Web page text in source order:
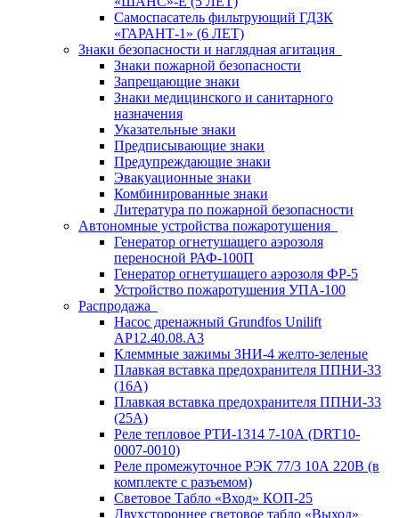
Самоспасатель фильтрующий ГДЗК
«ГАРАНТ-1» (6 ЛЕТ)
Знаки безопасности и наглядная агитация
Знаки пожарной безопасности
Запрещающие знаки
Знаки медицинского и санитарного
назначения
Указательные знаки
Предписывающие знаки
Предупреждающие знаки
Эвакуационные знаки
Комбинированные знаки
Литература по пожарной безопасности
Автономные устройства пожаротушения
Генератор огнетушащего аэрозоля
переносной РАФ-100П
Генератор огнетушащего аэрозоля ФР-5
Устройство пожаротушения УПА-100
Распродажа
Насос дренажный Grundfos Unilift
АP12.40.08.A3
Клеммные зажимы ЗНИ-4 желто-зеленые
Плавкая вставка предохранителя ППНИ-33
(16А)
Плавкая вставка предохранителя ППНИ-33
(25А)
Реле тепловое РТИ-1314 7-10А (DRT10-
0007-0010)
Реле промежуточное РЭК 77/3 10А 220В (в
комплекте с разъемом)
Световое Табло «Вход» КОП-25
Двухстороннее световое табло «Выход»